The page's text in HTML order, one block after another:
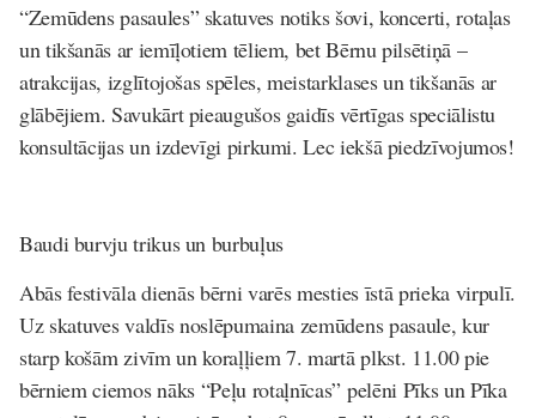
“Zemūdens pasaules” skatuves notiks šovi, koncerti, rotaļas
un tikšanās ar iemīļotiem tēliem, bet Bērnu pilsētiņā –
atrakcijas, izglītojošas spēles, meistarklases un tikšanās ar
glābējiem. Savukārt pieaugušos gaidīs vērtīgas speciālistu
konsultācijas un izdevīgi pirkumi. Lec iekšā piedzīvojumos!
Baudi burvju trikus un burbuļus
Abās festivāla dienās bērni varēs mesties īstā prieka virpulī.
Uz skatuves valdīs noslēpumaina zemūdens pasaule, kur
starp košām zivīm un koraļļiem 7. martā plkst. 11.00 pie
bērniem ciemos nāks “Peļu rotaļnīcas” pelēni Pīks un Pīka